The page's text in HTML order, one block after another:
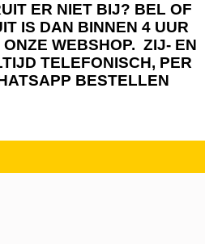
ER NIET BIJ? BEL OF
IS DAN BINNEN 4 UUR
WEBSHOP. ZIJ- EN
TELEFONISCH, PER
BESTELLEN